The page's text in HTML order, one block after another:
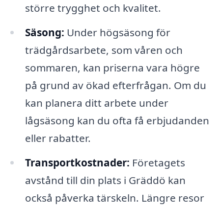
större trygghet och kvalitet.
Säsong: Under högsäsong för
trädgårdsarbete, som våren och
sommaren, kan priserna vara högre
på grund av ökad efterfrågan. Om du
kan planera ditt arbete under
lågsäsong kan du ofta få erbjudanden
eller rabatter.
Transportkostnader: Företagets
avstånd till din plats i Gräddö kan
också påverka tärskeln. Längre resor